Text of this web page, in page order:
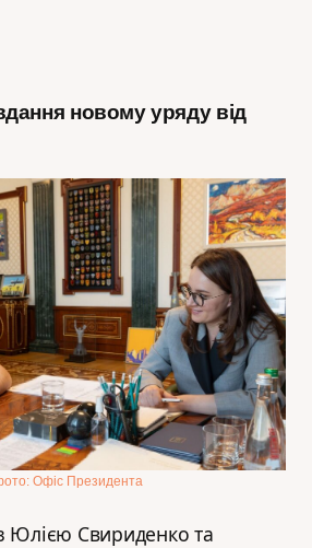
новому уряду від
Офіс Президента
з Юлією Свириденко та